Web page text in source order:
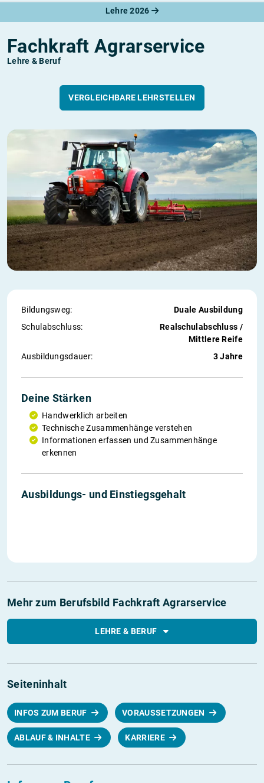
Lehre 2026
Fachkraft Agrarservice
Lehre & Beruf
VERGLEICHBARE LEHRSTELLEN
Bildungsweg:
Duale Ausbildung
Schul­abschluss:
Realschulabschluss /
Mittlere Reife
Ausbildungs­dauer:
3 Jahre
Deine Stärken
Handwerklich arbeiten
Technische Zusammenhänge verstehen
Informationen erfassen und Zusammenhänge
erkennen
Ausbildungs- und Einstiegs­gehalt
775 €
890 €
995 €
Mehr zum Berufsbild Fachkraft Agrarservice
LEHRE & BERUF
Seiteninhalt
INFOS ZUM BERUF VORAUSSETZUNGEN
ABLAUF & INHALTE KARRIERE